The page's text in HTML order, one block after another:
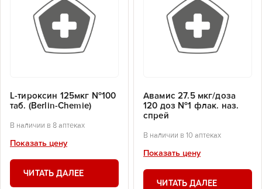
L-тироксин 125мкг №100
таб. (Berlin-Chemie)
В наличии в 8 аптеках
Показать цену
ЧИТАТЬ ДАЛЕЕ
Авамис 27.5 мкг/доза
120 доз №1 флак. наз.
спрей
В наличии в 10 аптеках
Показать цену
ЧИТАТЬ ДАЛЕЕ